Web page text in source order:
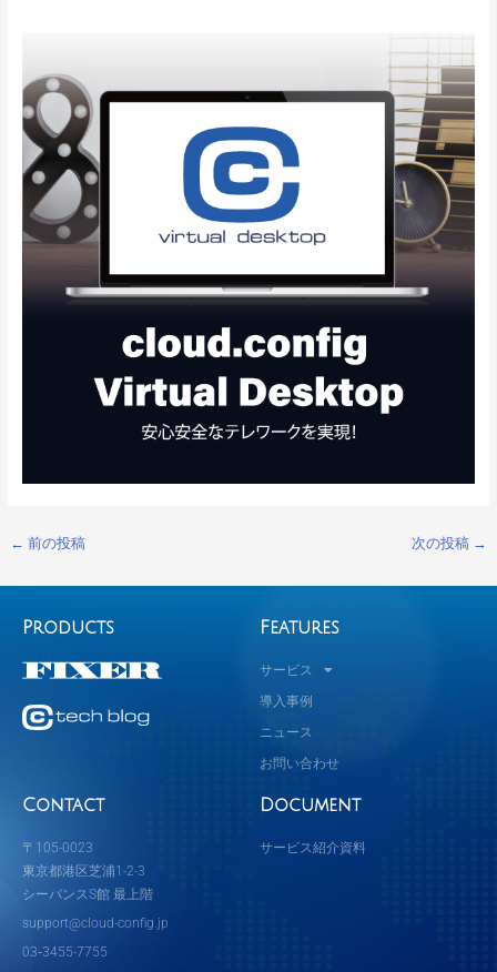
← 前の投稿 次の投稿 →
Products Features
サービス
導入事例
ニュース
お問い合わせ
Contact
〒105-0023
東京都港区芝浦1-2-3
シーバンスS館 最上階
support@cloud-config.jp
03‐3455-7755
Document
サービス紹介資料